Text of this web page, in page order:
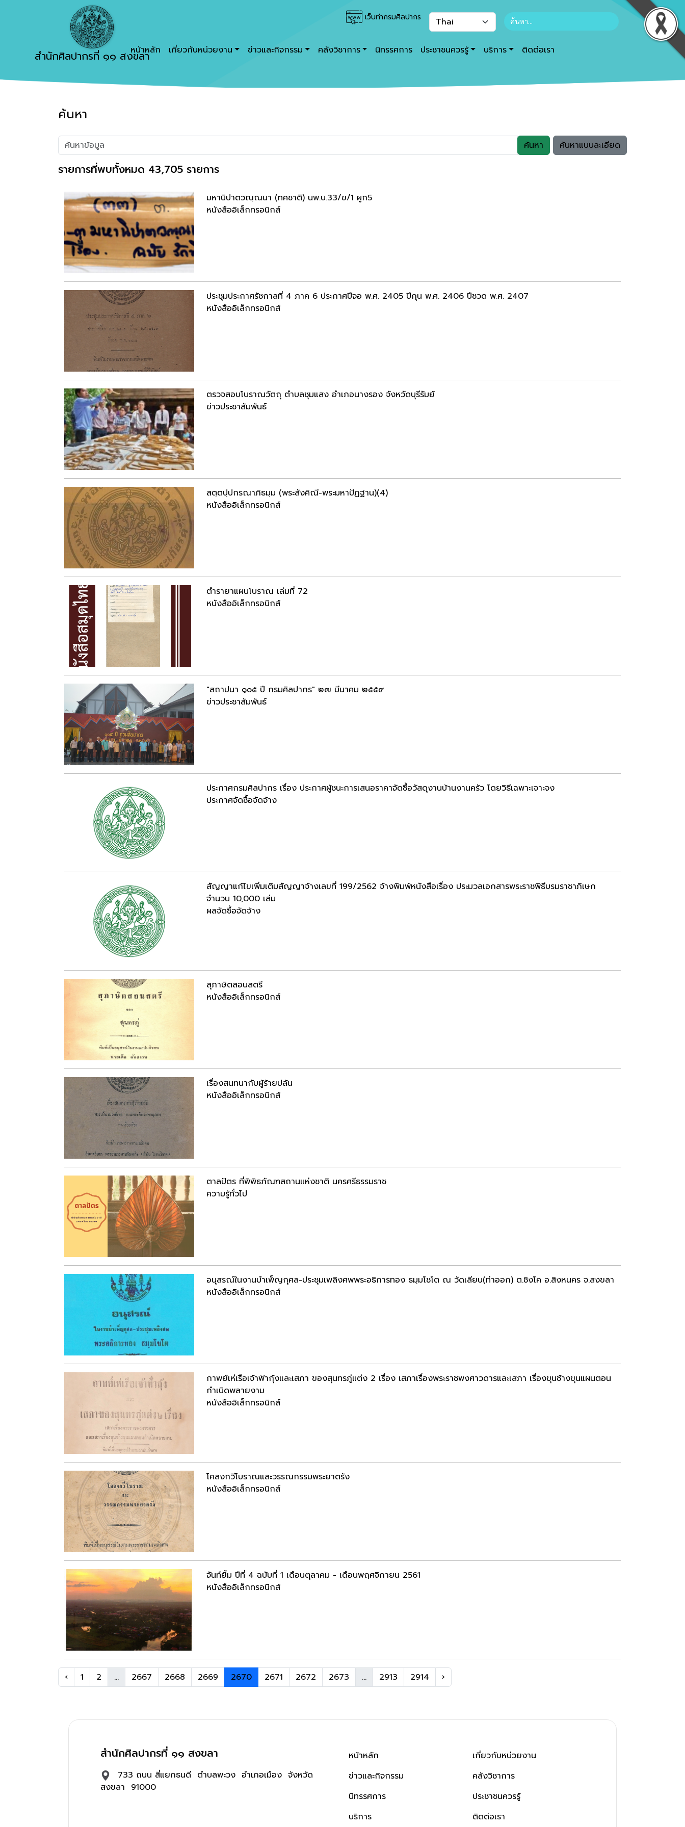
เว็บท่ากรมศิลปากร
สำนักศิลปากรที่ ๑๑ สงขลา
หน้าหลัก เกี่ยวกับหน่วยงาน ข่าวและกิจกรรม คลังวิชาการ นิทรรศการ ประชาชนควรรู้ บริการ ติดต่อเรา
ค้นหา
ค้นหา ค้นหาแบบละเอียด
รายการที่พบทั้งหมด 43,705 รายการ
มหานิปาตวณฺณนา (ทศชาติ) นพ.บ.33/ข/1 ผูก5
หนังสืออิเล็กทรอนิกส์
ประชุมประกาศรัชกาลที่ 4 ภาค 6 ประกาศปีจอ พ.ศ. 2405 ปีกุน พ.ศ. 2406 ปีชวด พ.ศ. 2407
หนังสืออิเล็กทรอนิกส์
ตรวจสอบโบราณวัตถุ ตำบลชุมแสง อำเภอนางรอง จังหวัดบุรีรัมย์
ข่าวประชาสัมพันธ์
สตฺตปฺปกรณาภิธมฺม (พระสังคิณี-พระมหาปัฏฐาน)(4)
หนังสืออิเล็กทรอนิกส์
ตำรายาแผนโบราณ เล่มที่ 72
หนังสืออิเล็กทรอนิกส์
"สถาปนา ๑๐๕ ปี กรมศิลปากร" ๒๗ มีนาคม ๒๕๕๙
ข่าวประชาสัมพันธ์
ประกาศกรมศิลปากร เรื่อง ประกาศผู้ชนะการเสนอราคาจัดซื้อวัสดุงานบ้านงานครัว โดยวิธีเฉพาะเจาะจง
ประกาศจัดซื้อจัดจ้าง
สัญญาแก้ไขเพิ่มเติมสัญญาจ้างเลขที่ 199/2562 จ้างพิมพ์หนังสือเรื่อง ประมวลเอกสารพระราชพิธีบรมราชาภิเษก
จำนวน 10,000 เล่ม
ผลจัดซื้อจัดจ้าง
สุภาษิตสอนสตรี
หนังสืออิเล็กทรอนิกส์
เรื่องสนทนากับผู้ร้ายปล้น
หนังสืออิเล็กทรอนิกส์
ตาลปัตร ที่พิพิธภัณฑสถานแห่งชาติ นครศรีธรรมราช
ความรู้ทั่วไป
อนุสรณ์ในงานบำเพ็ญกุศล-ประชุมเพลิงศพพระอธิการทอง ธมฺมโชโต ณ วัดเลียบ(ท่าออก) ต.ชิงโค อ.สิงหนคร จ.สงขลา
หนังสืออิเล็กทรอนิกส์
กาพย์เห่เรือเจ้าฟ้ากุ้งและเสภา ของสุนทรภู่แต่ง 2 เรื่อง เสภาเรื่องพระราชพงศาวดารและเสภา เรื่องขุนช้างขุนแผนตอน
กำเนิดพลายงาม
หนังสืออิเล็กทรอนิกส์
โคลงกวีโบราณและวรรณกรรมพระยาตรัง
หนังสืออิเล็กทรอนิกส์
จันท์ยิ้ม ปีที่ 4 ฉบับที่ 1 เดือนตุลาคม - เดือนพฤศจิกายน 2561
หนังสืออิเล็กทรอนิกส์
‹ 1 2 ... 2667 2668 2669 2670 2671 2672 2673 ... 2913 2914 ›
สำนักศิลปากรที่ ๑๑ สงขลา
733 ถนน สี่แยกธนดี ตำบลพะวง อำเภอเมือง จังหวัด
สงขลา 91000
หน้าหลัก
ข่าวและกิจกรรม
นิทรรศการ
บริการ
เกี่ยวกับหน่วยงาน
คลังวิชาการ
ประชาชนควรรู้
ติดต่อเรา